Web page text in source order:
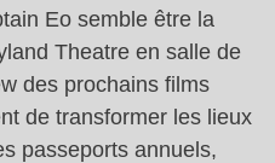
Eo semble être la
Theatre en salle de
des prochains films
de transformer les lieux
passeports annuels,